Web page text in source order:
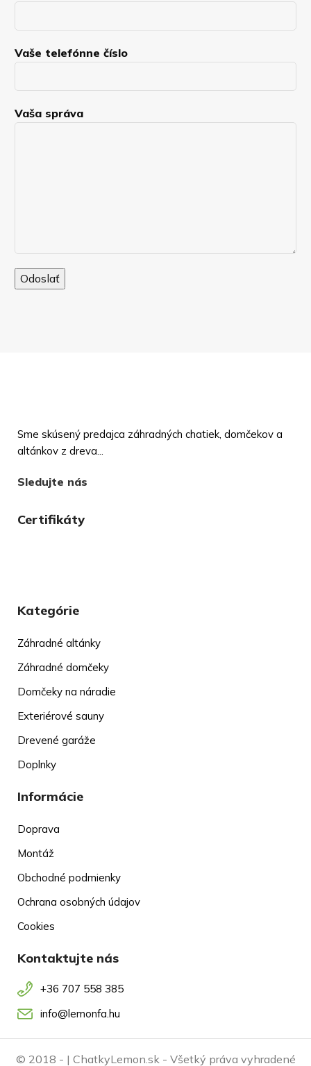
Vaše telefónne číslo
Vaša správa
Sme skúsený predajca záhradných chatiek, domčekov a
altánkov z dreva...
Sledujte nás
Certifikáty
Kategórie
Záhradné altánky
Záhradné domčeky
Domčeky na náradie
Exteriérové sauny
Drevené garáže
Doplnky
Informácie
Doprava
Montáž
Obchodné podmienky
Ochrana osobných údajov
Cookies
Kontaktujte nás
+36 707 558 385
info@lemonfa.hu
© 2018 - | ChatkyLemon.sk - Všetký práva vyhradené